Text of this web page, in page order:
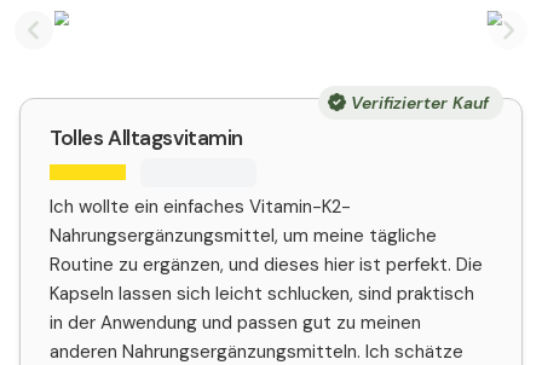
Previous slide
Verifizierter Kauf
Tolles Alltagsvitamin
Ich wollte ein einfaches Vitamin-K2-
Nahrungsergänzungsmittel, um meine tägliche
Routine zu ergänzen, und dieses hier ist perfekt. Die
Kapseln lassen sich leicht schlucken, sind praktisch
in der Anwendung und passen gut zu meinen
anderen Nahrungsergänzungsmitteln. Ich schätze